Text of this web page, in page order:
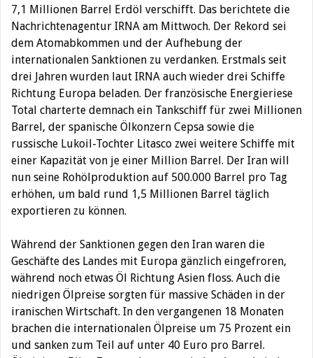
7,1 Millionen Barrel Erdöl verschifft. Das berichtete die
Nachrichtenagentur IRNA am Mittwoch. Der Rekord sei
dem Atomabkommen und der Aufhebung der
internationalen Sanktionen zu verdanken. Erstmals seit
drei Jahren wurden laut IRNA auch wieder drei Schiffe
Richtung Europa beladen. Der französische Energieriese
Total charterte demnach ein Tankschiff für zwei Millionen
Barrel, der spanische Ölkonzern Cepsa sowie die
russische Lukoil-Tochter Litasco zwei weitere Schiffe mit
einer Kapazität von je einer Million Barrel. Der Iran will
nun seine Rohölproduktion auf 500.000 Barrel pro Tag
erhöhen, um bald rund 1,5 Millionen Barrel täglich
exportieren zu können.
Während der Sanktionen gegen den Iran waren die
Geschäfte des Landes mit Europa gänzlich eingefroren,
während noch etwas Öl Richtung Asien floss. Auch die
niedrigen Ölpreise sorgten für massive Schäden in der
iranischen Wirtschaft. In den vergangenen 18 Monaten
brachen die internationalen Ölpreise um 75 Prozent ein
und sanken zum Teil auf unter 40 Euro pro Barrel.